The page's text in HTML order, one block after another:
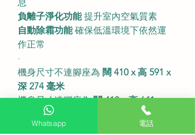
負離子淨化功能提升室內空氣質素
自動除霜功能確保低溫環境下依然運
作正常
·
機身尺寸不連腳座為 闊 410 x 高 591 x
深 274 毫米
機身尺寸連腳座為闊 410 x 高 641 x
深 274 毫米
額定抽濕量為
(30°C
Whatsapp 電話